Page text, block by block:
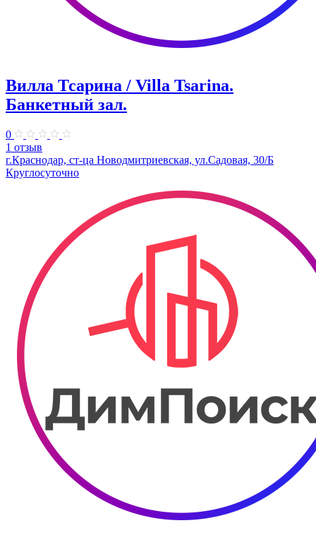
Вилла Тсарина / Villa Tsarina.
Банкетный зал.
0
1 отзыв
г.Краснодар, ст-ца Новодмитриевская, ул.Садовая, 30/Б
Круглосуточно